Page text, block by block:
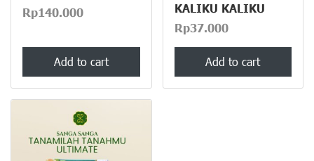
Rp140.000
Add to cart
KALIKU KALIKU
Rp37.000
Add to cart